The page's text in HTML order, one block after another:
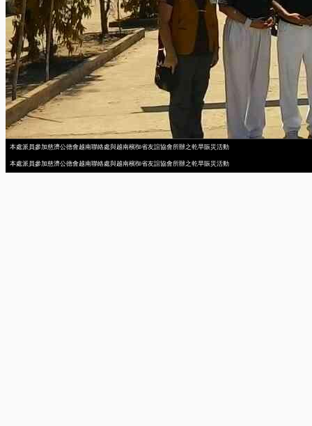
本處派員參加慈濟公德會越南聯絡處與越南檳椥省友誼協會所辦之乾旱賑災活動
本處派員參加慈濟公德會越南聯絡處與越南檳椥省友誼協會所辦之乾旱賑災活動